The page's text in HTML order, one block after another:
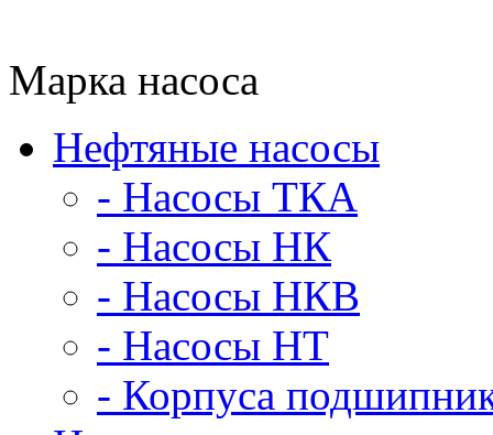
Марка насоса
Нефтяные насосы
- Насосы ТКА
- Насосы НК
- Насосы НКВ
- Насосы НТ
- Корпуса